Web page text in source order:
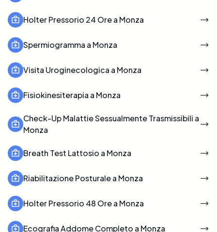
Holter Pressorio 24 Ore a Monza
Spermiogramma a Monza
Visita Uroginecologica a Monza
Fisiokinesiterapia a Monza
Check-Up Malattie Sessualmente Trasmissibili a
Monza
Breath Test Lattosio a Monza
Riabilitazione Posturale a Monza
Holter Pressorio 48 Ore a Monza
Ecografia Addome Completo a Monza